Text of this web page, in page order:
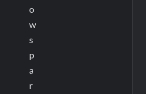
o
w
s
p
a
r